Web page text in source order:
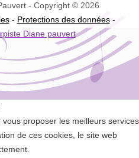
- Copyright © 2026
- Protections des données-
Diane pauvert
proposer les meilleurs services
de ces cookies, le site web